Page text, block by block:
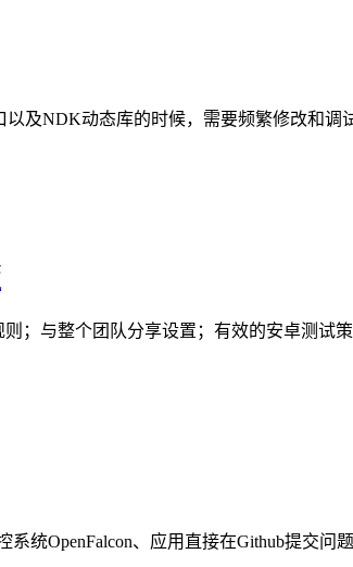
及NDK动态库的时候，需要频繁修改和调
；与整个团队分享设置；有效的安卓测试策
统OpenFalcon、应用直接在Github提交问